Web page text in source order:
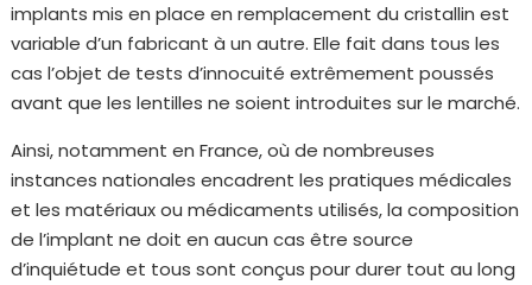
implants mis en place en remplacement du cristallin est
variable d’un fabricant à un autre. Elle fait dans tous les
cas l’objet de tests d’innocuité extrêmement poussés
avant que les lentilles ne soient introduites sur le marché.
Ainsi, notamment en France, où de nombreuses
instances nationales encadrent les pratiques médicales
et les matériaux ou médicaments utilisés, la composition
de l’implant ne doit en aucun cas être source
d’inquiétude et tous sont conçus pour durer tout au long